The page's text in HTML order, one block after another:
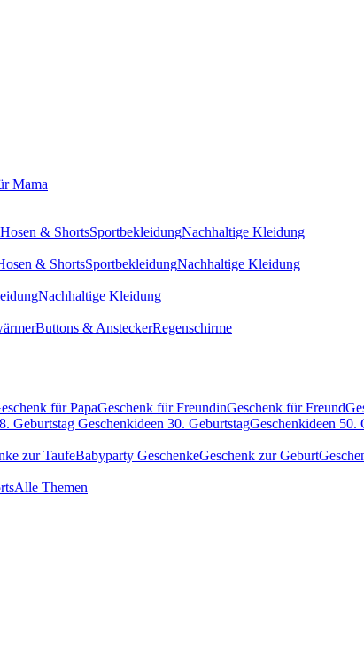
Mama
Hosen & ShortsSportbekleidungNachhaltige Kleidung
& ShortsSportbekleidungNachhaltige Kleidung
Nachhaltige Kleidung
Buttons & AnsteckerRegenschirme
für PapaGeschenk für FreundinGeschenk für Freund
Geburtstag Geschenkideen 30. GeburtstagGeschenkideen 50.
zur TaufeBabyparty GeschenkeGeschenk zur Geburt
Alle Themen